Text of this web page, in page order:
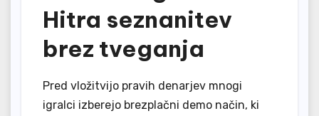
Hitra seznanitev
brez tveganja
Pred vložitvijo pravih denarjev mnogi
igralci izberejo brezplačni demo način, ki